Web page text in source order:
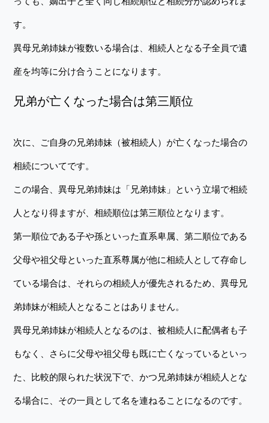
す。
異母兄弟姉妹が複数いる場合は、相続人となる子全員で遺
産を均等に分け合うことになります。
兄弟が亡くなった場合は第三順位
次に、ご自身の兄弟姉妹（被相続人）が亡くなった場合の
相続についてです。
この場合、異母兄弟姉妹は「兄弟姉妹」という立場で相続
人となり得ますが、相続順位は第三順位となります。
第一順位である子や孫といった直系卑属、第二順位である
父母や祖父母といった直系尊属が他に相続人として存命し
ている場合は、それらの相続人が優先されるため、異母兄
弟姉妹が相続人となることはありません。
異母兄弟姉妹が相続人となるのは、被相続人に配偶者も子
もなく、さらに父母や祖父母も既に亡くなっているといっ
た、比較的限られた状況下で、かつ兄弟姉妹が相続人とな
る場合に、その一員として名を連ねることになるのです。